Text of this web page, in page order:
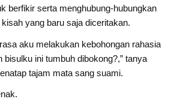
berfikir serta menghubung-hubungkan
yang baru saja diceritakan.
aku melakukan kebohongan rahasia
bisulku ini tumbuh dibokong?,” tanya
tajam mata sang suami.